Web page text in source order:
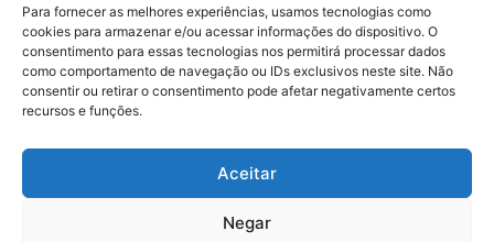
Para fornecer as melhores experiências, usamos tecnologias como
cookies para armazenar e/ou acessar informações do dispositivo. O
consentimento para essas tecnologias nos permitirá processar dados
como comportamento de navegação ou IDs exclusivos neste site. Não
consentir ou retirar o consentimento pode afetar negativamente certos
recursos e funções.
Aceitar
Negar
Contato
adperj@adperj.com.br
(21) 2220-6022
Janeiro - RJ - CEP: 20011-020